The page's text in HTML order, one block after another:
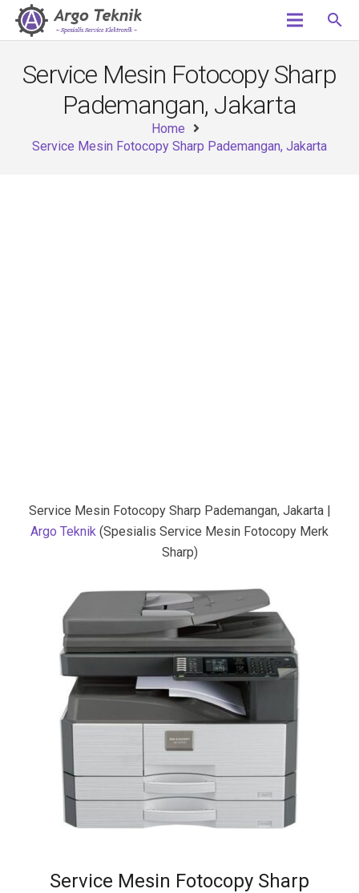
search
Service Mesin Fotocopy Sharp
Pademangan, Jakarta
Home
Service Mesin Fotocopy Sharp Pademangan, Jakarta
Service Mesin Fotocopy Sharp Pademangan, Jakarta |
Argo Teknik (Spesialis Service Mesin Fotocopy Merk
Sharp)
Service Mesin Fotocopy Sharp